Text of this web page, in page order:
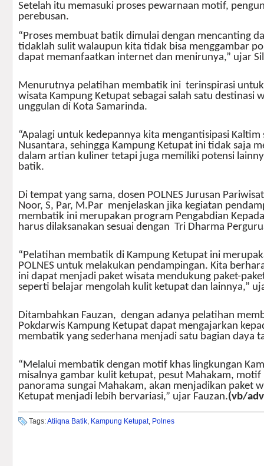
Setelah itu memasuki proses pewarnaan motif,
perebusan.
“Proses membuat batik dimulai dengan mencanting
tidaklah sulit walaupun kita tidak bisa menggambar
dapat memanfaatkan internet dan menirunya,” ujar
Menurutnya pelatihan membatik ini terinspirasi
wisata Kampung Ketupat sebagai salah satu destinasi
unggulan di Kota Samarinda.
“Apalagi untuk kedepannya kita mengantisipasi Kaltim
Nusantara, sehingga Kampung Ketupat ini tidak saja
dalam artian kuliner tetapi juga memiliki potensi
batik.
Di tempat yang sama, dosen POLNES Jurusan
Noor, S, Par, M.Par menjelaskan jika kegiatan
membatik ini merupakan program Pengabdian
harus dilaksanakan sesuai dengan Tri Dharma
“Pelatihan membatik di Kampung Ketupat ini
POLNES untuk melakukan pendampingan. Kita
ini dapat menjadi paket wisata mendukung paket-
seperti belajar mengolah kulit ketupat dan lainnya,”
Ditambahkan Fauzan, dengan adanya pelatihan
Pokdarwis Kampung Ketupat dapat mengajarkan
membatik yang sederhana menjadi satu bagian daya
“Melalui membatik dengan motif khas lingkungan
misalnya gambar kulit ketupat, pesut Mahakam, motif
panorama sungai Mahakam, akan menjadikan paket
Ketupat menjadi lebih bervariasi,” ujar Fauzan.(vb/
Tags:Atiiqna Batik, Kampung Ketupat, Polnes